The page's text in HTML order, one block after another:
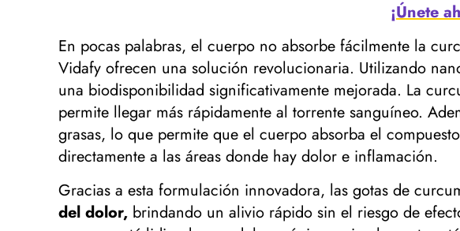
¡Únete
En pocas palabras, el cuerpo no absorbe fácilmente la
Vidafy ofrecen una solución revolucionaria. Utilizando
una biodisponibilidad significativamente mejorada. La
permite llegar más rápidamente al torrente sanguíneo.
grasas, lo que permite que el cuerpo absorba el
directamente a las áreas donde hay dolor e inflamación.
Gracias a esta formulación innovadora, las gotas de
del dolor, brindando un alivio rápido sin el riesgo de